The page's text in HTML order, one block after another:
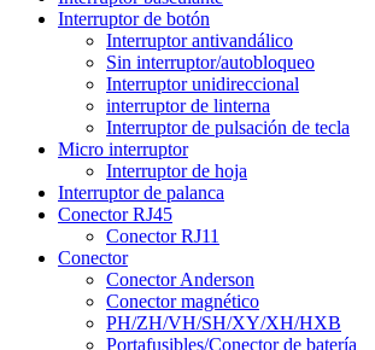
Interruptor de botón
Interruptor antivandálico
Sin interruptor/autobloqueo
Interruptor unidireccional
interruptor de linterna
Interruptor de pulsación de tecla
Micro interruptor
Interruptor de hoja
Interruptor de palanca
Conector RJ45
Conector RJ11
Conector
Conector Anderson
Conector magnético
PH/ZH/VH/SH/XY/XH/HXB
Portafusibles/Conector de batería